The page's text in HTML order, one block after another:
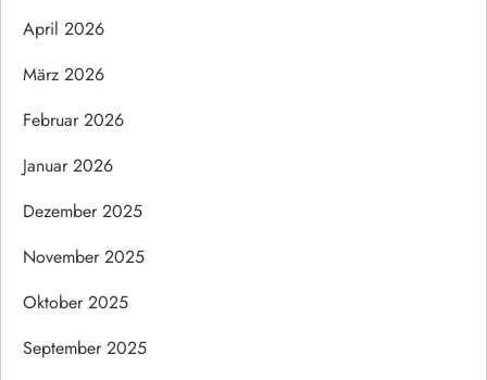
April 2026
März 2026
Februar 2026
Januar 2026
Dezember 2025
November 2025
Oktober 2025
September 2025